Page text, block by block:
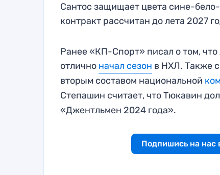
Сантос защищает цвета сине-бело-
контракт рассчитан до лета 2027
Ранее «КП-Спорт» писал о том,
отлично начал сезон в НХЛ. Также
вторым составом национальной
Степашин считает, что Тюкавин
«Джентльмен 2024 года».
Подпишись на нас